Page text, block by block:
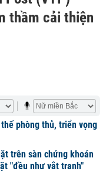
thầm cải thiện
phòng thủ, triển vọng
trên sàn chứng khoán
"đều như vắt tranh"